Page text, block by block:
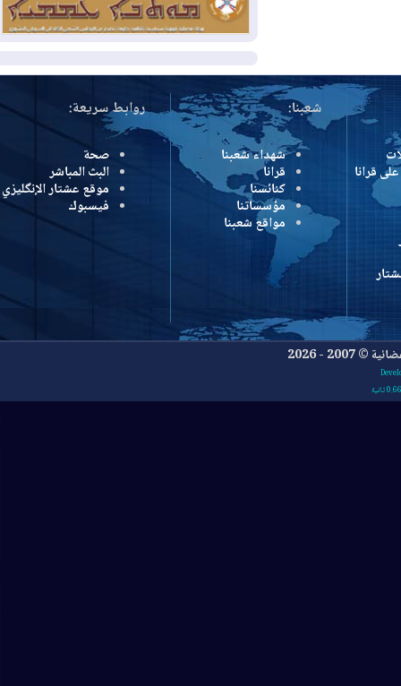
التصدير عبر جيهان بطاقة 750 ألف برميل
يومياً
المزيد
شعبنا:
شهداء شعبنا
قرانا
كنائسنا
مؤسساتنا
مواقع شعبنا
روابط سريعة:
صحة
البث المباشر
موقع عشتار الإنگليزي
فيسبوك
2026